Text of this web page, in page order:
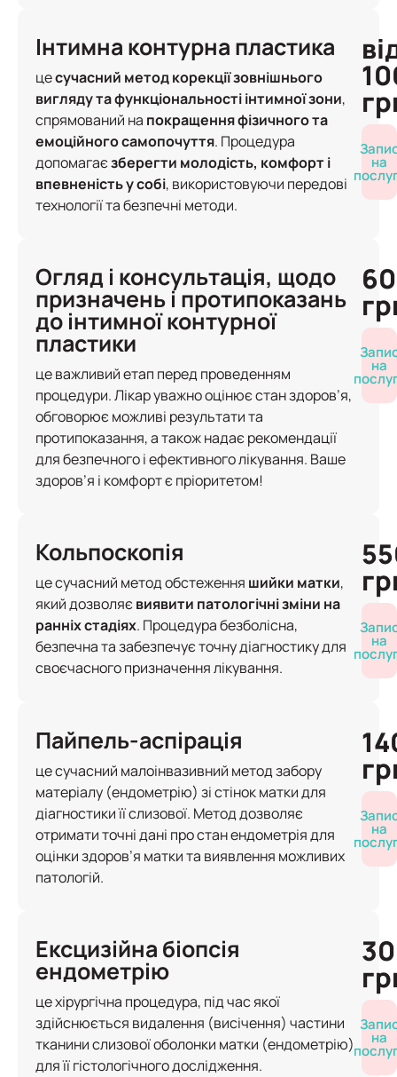
Інтимна контурна пластика
цесучасний метод корекції зовнішнього
вигляду та функціональності інтимної зони,
спрямований на покращення фізичного та
емоційного самопочуття. Процедура
допомагаєзберегти молодість, комфорт і
впевненість у собі, використовуючи передові
технології та безпечні методи.
на
Огляд і консультація, щодо
призначень і протипоказань
до інтимної контурної
пластики
це важливий етап перед проведенням
процедури. Лікар уважно оцінює стан здоров’я,
обговорює можливі результати та
протипоказання, а також надає рекомендації
для безпечного і ефективного лікування. Ваше
здоров’я і комфорт є пріоритетом!
на
Кольпоскопія
це сучасний метод обстеження шийки матки,
який дозволяєвиявити патологічні зміни на
ранніх стадіях. Процедура безболісна,
безпечна та забезпечує точну діагностику для
своєчасного призначення лікування.
на
Пайпель-аспірація
це сучасний малоінвазивний метод забору
матеріалу (ендометрію) зі стінок матки для
діагностики її слизової. Метод дозволяє
отримати точні дані про стан ендометрія для
оцінки здоров’я матки та виявлення можливих
патологій.
на
Ексцизійна біопсія
ендометрію
це хірургічна процедура, під час якої
здійснюється видалення (висічення) частини
тканини слизової оболонки матки (ендометрію)
для її гістологічного дослідження.
на